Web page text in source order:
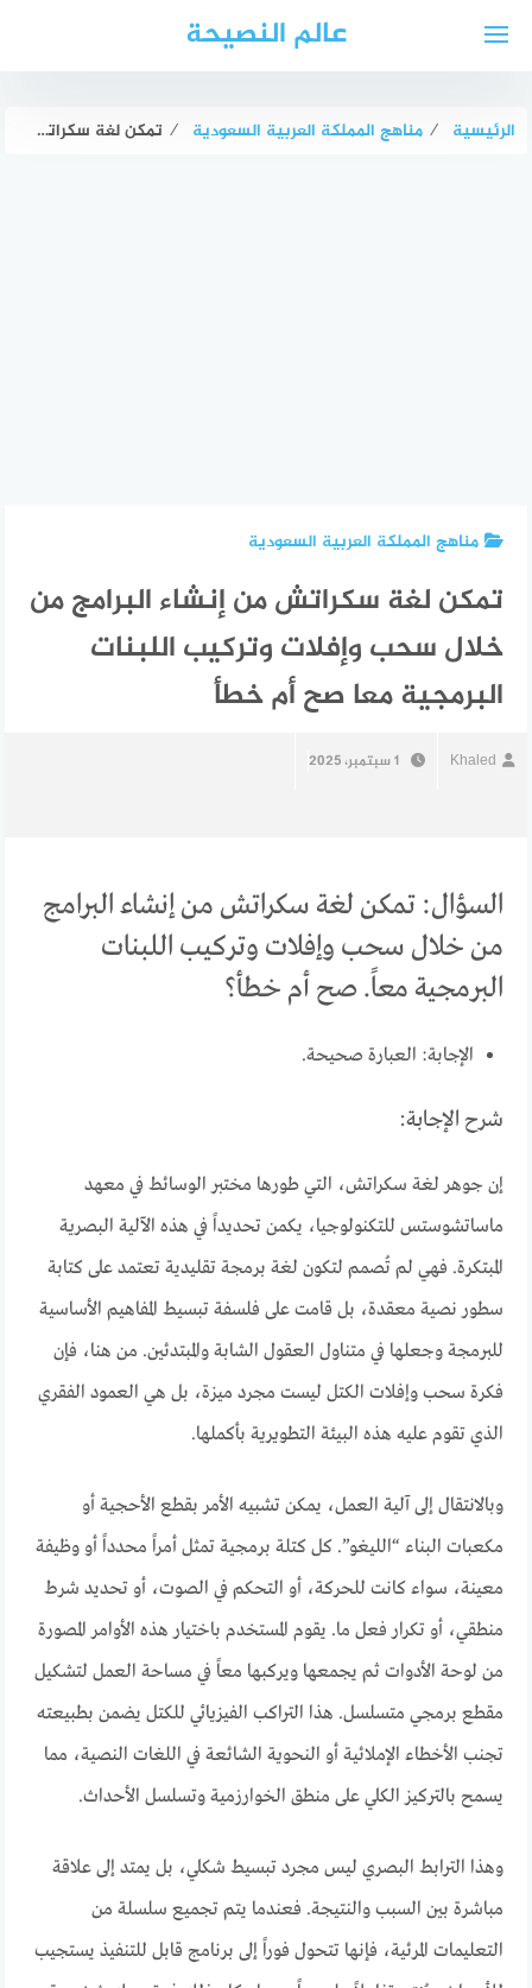
عالم النصيحة
الرئيسية ⁄ مناهج المملكة العربية السعودية ⁄ تمكن لغة سكراتش من إنشاء البرامج من خلال سحب وإفلات وتركيب اللبنات البرمجية معا صح أم خطأ
مناهج المملكة العربية السعودية
تمكن لغة سكراتش من إنشاء البرامج من
خلال سحب وإفلات وتركيب اللبنات
البرمجية معا صح أم خطأ
Khaled 1 سبتمبر، 2025
السؤال: تمكن لغة سكراتش من إنشاء البرامج
من خلال سحب وإفلات وتركيب اللبنات
البرمجية معاً. صح أم خطأ؟
الإجابة: العبارة صحيحة.
شرح الإجابة:
إن جوهر لغة سكراتش، التي طورها مختبر الوسائط في معهد
ماساتشوستس للتكنولوجيا، يكمن تحديداً في هذه الآلية البصرية
المبتكرة. فهي لم تُصمم لتكون لغة برمجة تقليدية تعتمد على كتابة
سطور نصية معقدة، بل قامت على فلسفة تبسيط المفاهيم الأساسية
للبرمجة وجعلها في متناول العقول الشابة والمبتدئين. من هنا، فإن
فكرة سحب وإفلات الكتل ليست مجرد ميزة، بل هي العمود الفقري
الذي تقوم عليه هذه البيئة التطويرية بأكملها.
وبالانتقال إلى آلية العمل، يمكن تشبيه الأمر بقطع الأحجية أو
مكعبات البناء “الليغو”. كل كتلة برمجية تمثل أمراً محدداً أو وظيفة
معينة، سواء كانت للحركة، أو التحكم في الصوت، أو تحديد شرط
منطقي، أو تكرار فعل ما. يقوم المستخدم باختيار هذه الأوامر المصورة
من لوحة الأدوات ثم يجمعها ويركبها معاً في مساحة العمل لتشكيل
مقطع برمجي متسلسل. هذا التراكب الفيزيائي للكتل يضمن بطبيعته
تجنب الأخطاء الإملائية أو النحوية الشائعة في اللغات النصية، مما
يسمح بالتركيز الكلي على منطق الخوارزمية وتسلسل الأحداث.
وهذا الترابط البصري ليس مجرد تبسيط شكلي، بل يمتد إلى علاقة
مباشرة بين السبب والنتيجة. فعندما يتم تجميع سلسلة من
التعليمات المرئية، فإنها تتحول فوراً إلى برنامج قابل للتنفيذ يستجيب